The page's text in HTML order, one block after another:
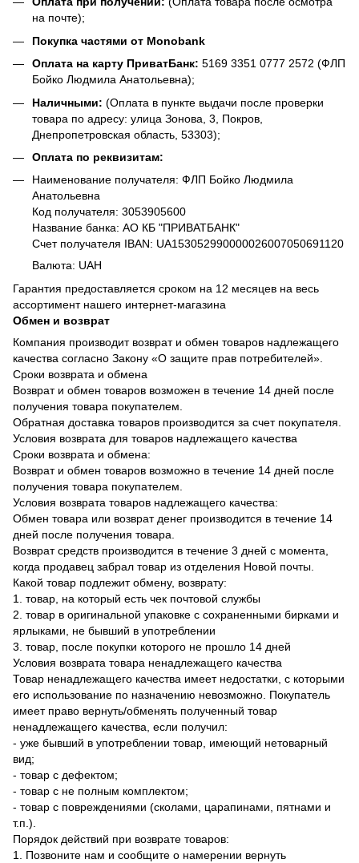
на почте);
Покупка частями от Monobank
Оплата на карту ПриватБанк: 5169 3351 0777 2572 (ФЛП
Бойко Людмила Анатольевна);
Наличными: (Оплата в пункте выдачи после проверки
товара по адресу: улица Зонова, 3, Покров,
Днепропетровская область, 53303);
Оплата по реквизитам:
Наименование получателя: ФЛП Бойко Людмила
Анатольевна
Код получателя: 3053905600
Название банка: АО КБ "ПРИВАТБАНК"
Счет получателя IBAN: UA153052990000026007050691120
Валюта: UAH
Гарантия предоставляется сроком на 12 месяцев на весь
ассортимент нашего интернет-магазина
Обмен и возврат
Компания производит возврат и обмен товаров надлежащего
качества согласно Закону «О защите прав потребителей».
Сроки возврата и обмена
Возврат и обмен товаров возможен в течение 14 дней после
получения товара покупателем.
Обратная доставка товаров производится за счет покупателя.
Условия возврата для товаров надлежащего качества
Сроки возврата и обмена:
Возврат и обмен товаров возможно в течение 14 дней после
получения товара покупателем.
Условия возврата товаров надлежащего качества:
Обмен товара или возврат денег производится в течение 14
дней после получения товара.
Возврат средств производится в течение 3 дней с момента,
когда продавец забрал товар из отделения Новой почты.
Какой товар подлежит обмену, возврату:
1. товар, на который есть чек почтовой службы
2. товар в оригинальной упаковке с сохраненными бирками и
ярлыками, не бывший в употреблении
3. товар, после покупки которого не прошло 14 дней
Условия возврата товара ненадлежащего качества
Товар ненадлежащего качества имеет недостатки, с которыми
его использование по назначению невозможно. Покупатель
имеет право вернуть/обменять полученный товар
ненадлежащего качества, если получил:
- уже бывший в употреблении товар, имеющий нетоварный
вид;
- товар с дефектом;
- товар с не полным комплектом;
- товар с повреждениями (сколами, царапинами, пятнами и
т.п.).
Порядок действий при возврате товаров:
1. Позвоните нам и сообщите о намерении вернуть